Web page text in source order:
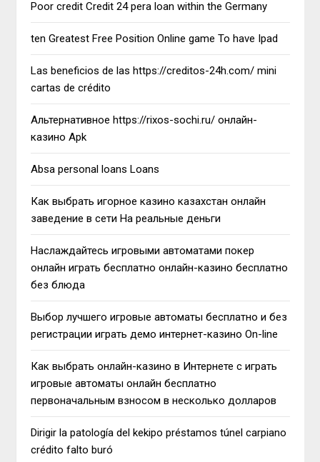
Poor credit Credit 24 pera loan within the Germany
ten Greatest Free Position Online game To have Ipad
Las beneficios de las https://creditos-24h.com/ mini
cartas de crédito
Альтернативное https://rixos-sochi.ru/ онлайн-
казино Apk
Absa personal loans Loans
Как выбрать игорное казино казахстан онлайн
заведение в сети На реальные деньги
Наслаждайтесь игровыми автоматами покер
онлайн играть бесплатно онлайн-казино бесплатно
без блюда
Выбор лучшего игровые автоматы бесплатно и без
регистрации играть демо интернет-казино On-line
Как выбрать онлайн-казино в Интернете с играть
игровые автоматы онлайн бесплатно
первоначальным взносом в несколько долларов
Dirigir la patologí­a del kekipo préstamos túnel carpiano
crédito falto buró